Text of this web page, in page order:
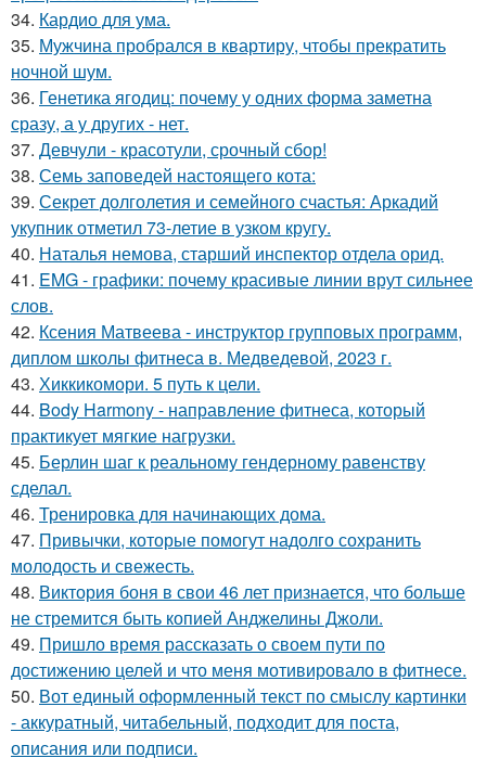
34. Кардио для ума.
35. Мужчина пробрался в квартиру, чтобы прекратить
ночной шум.
36. Генетика ягодиц: почему у одних форма заметна
сразу, а у других - нет.
37. Девчули - красотули, срочный сбор!
38. Семь заповедей настоящего кота:
39. Секрет долголетия и семейного счастья: Аркадий
укупник отметил 73-летие в узком кругу.
40. Наталья немова, старший инспектор отдела орид.
41. EMG - графики: почему красивые линии врут сильнее
слов.
42. Ксения Матвеева - инструктор групповых программ,
диплом школы фитнеса в. Медведевой, 2023 г.
43. Хиккикомори. 5 путь к цели.
44. Body Harmony - направление фитнеса, который
практикует мягкие нагрузки.
45. Берлин шаг к реальному гендерному равенству
сделал.
46. Тренировка для начинающих дома.
47. Привычки, которые помогут надолго сохранить
молодость и свежесть.
48. Виктория боня в свои 46 лет признается, что больше
не стремится быть копией Анджелины Джоли.
49. Пришло время рассказать о своем пути по
достижению целей и что меня мотивировало в фитнесе.
50. Вот единый оформленный текст по смыслу картинки
- аккуратный, читабельный, подходит для поста,
описания или подписи.